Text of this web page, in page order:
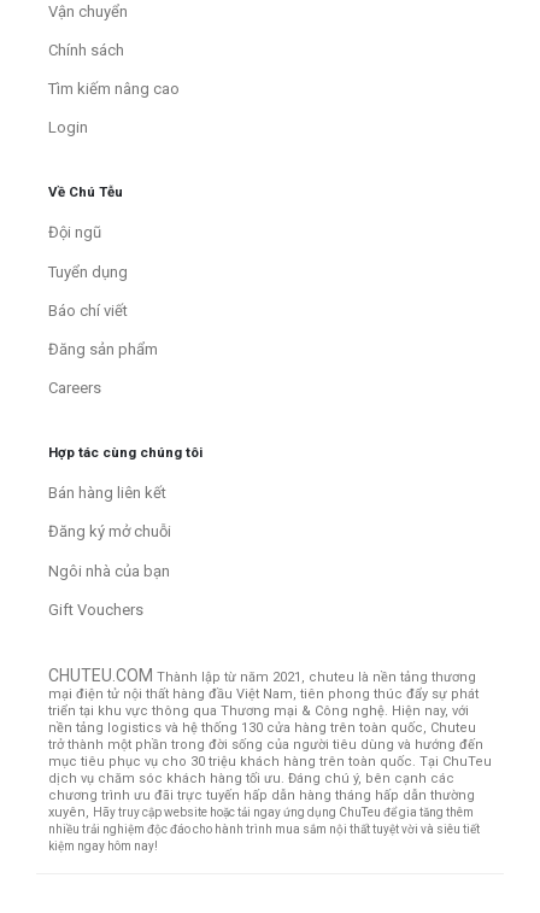
Vận chuyển
Chính sách
Tìm kiếm nâng cao
Login
Về Chú Tễu
Đội ngũ
Tuyển dụng
Báo chí viết
Đăng sản phẩm
Careers
Hợp tác cùng chúng tôi
Bán hàng liên kết
Đăng ký mở chuỗi
Ngôi nhà của bạn
Gift Vouchers
CHUTEU.COM Thành lập từ năm 2021, chuteu là nền tảng thương
mại điện tử nội thất hàng đầu Việt Nam, tiên phong thúc đẩy sự phát
triển tại khu vực thông qua Thương mại & Công nghệ. Hiện nay, với
nền tảng logistics và hệ thống 130 cửa hàng trên toàn quốc, Chuteu
trở thành một phần trong đời sống của người tiêu dùng và hướng đến
mục tiêu phục vụ cho 30 triệu khách hàng trên toàn quốc. Tại ChuTeu
dịch vụ chăm sóc khách hàng tối ưu. Đáng chú ý, bên cạnh các
chương trình ưu đãi trực tuyến hấp dẫn hàng tháng hấp dẫn thường
xuyên, Hãy truy cập website hoặc tải ngay ứng dụng ChuTeu để gia tăng thêm
nhiều trải nghiệm độc đáo cho hành trình mua sắm nội thất tuyệt vời và siêu tiết
kiệm ngay hôm nay!